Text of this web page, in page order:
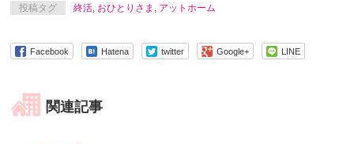
投稿タグ 終活, おひとりさま , アットホーム
Facebook Hatena twitter Google+ LINE
関連記事